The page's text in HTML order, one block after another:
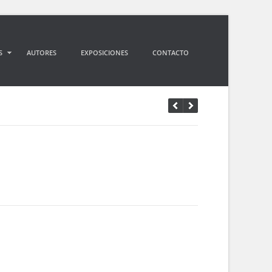
AUTORES EXPOSICIONES CONTACTO